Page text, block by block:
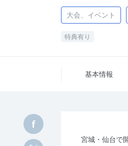
大会、イベント
特典有り
基本情報
宮城・仙台で